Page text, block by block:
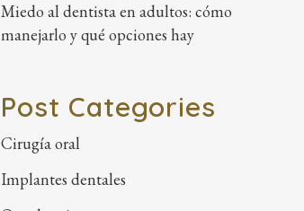
Miedo al dentista en adultos: cómo
manejarlo y qué opciones hay
Post Categories
Cirugía oral
Implantes dentales